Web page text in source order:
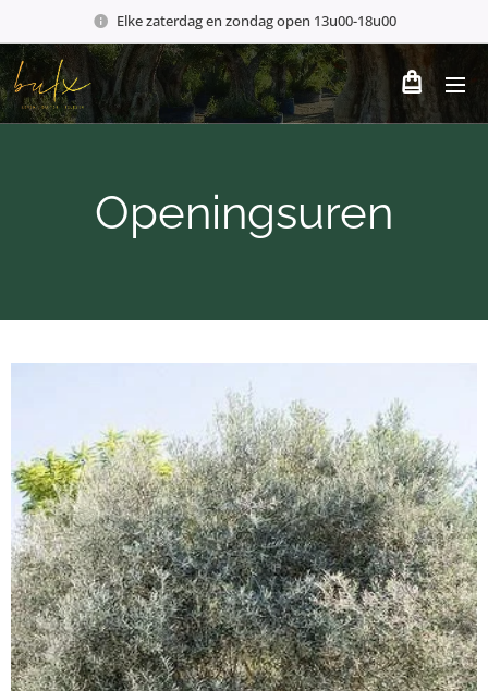
Elke zaterdag en zondag open 13u00-18u00
Openingsuren